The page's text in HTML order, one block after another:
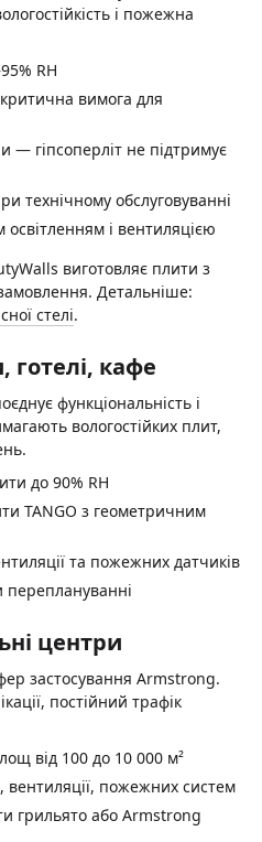
і пожежна
RH
вимога для
— гіпсоперліт не підтримує
технічному обслуговуванні
освітленням і вентиляцією
виготовляє плити з
Детальніше:
стелі.
готелі, кафе
функціональність і
вологостійких плит,
до 90% RH
TANGO з геометричним
та пожежних датчиків
переплануванні
центри
застосування Armstrong.
постійний трафік
від 100 до 10 000 м²
вентиляції, пожежних систем
грильято або Armstrong